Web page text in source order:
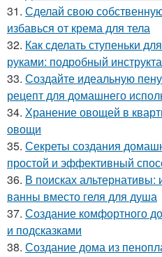
31. Сделай свою
избавься от крема для тела
32. Как сделать ступеньки
руками: подробный
33. Создайте идеальную
рецепт для домашнего
34. Хранение овощей в
овощи
35. Секреты создания
простой и эффективный
36. В поисках
ванны вместо геля для душа
37. Создание комфортного
и подсказками
38. Создание дома из